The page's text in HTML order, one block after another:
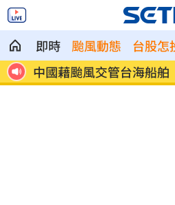
即時 颱風動態 台股怎
往
中國藉颱風交管台海船舶